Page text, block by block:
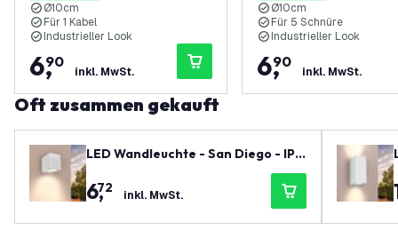
Ø10cm
Für 1 Kabel
Industrieller Look
6,
90
inkl. MwSt.
Ø10cm
Für 5 Schnüre
Industrieller Look
6,
90
inkl. MwSt.
Oft zusammen gekauft
LED Wandleuchte - San Diego - IP5
6,
72 inkl. MwSt.